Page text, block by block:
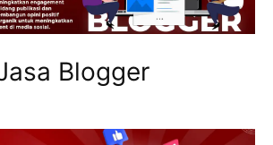
Blogger